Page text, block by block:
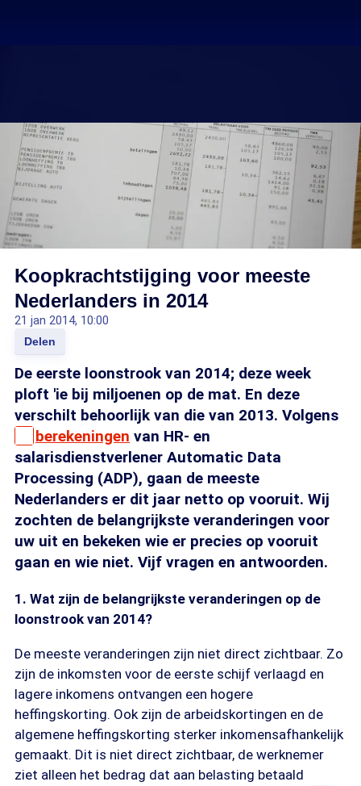
Koopkrachtstijging voor meeste
Nederlanders in 2014
21 jan 2014, 10:00
Delen
De eerste loonstrook van 2014; deze week
ploft 'ie bij miljoenen op de mat. En deze
verschilt behoorlijk van die van 2013. Volgens
berekeningen van HR- en
salarisdienstverlener Automatic Data
Processing (ADP), gaan de meeste
Nederlanders er dit jaar netto op vooruit. Wij
zochten de belangrijkste veranderingen voor
uw uit en bekeken wie er precies op vooruit
gaan en wie niet. Vijf vragen en antwoorden.
1. Wat zijn de belangrijkste veranderingen op de
loonstrook van 2014?
De meeste veranderingen zijn niet direct zichtbaar. Zo
zijn de inkomsten voor de eerste schijf verlaagd en
lagere inkomens ontvangen een hogere
heffingskorting. Ook zijn de arbeidskortingen en de
algemene heffingskorting sterker inkomensafhankelijk
gemaakt. Dit is niet direct zichtbaar, de werknemer
ziet alleen het bedrag dat aan belasting betaald